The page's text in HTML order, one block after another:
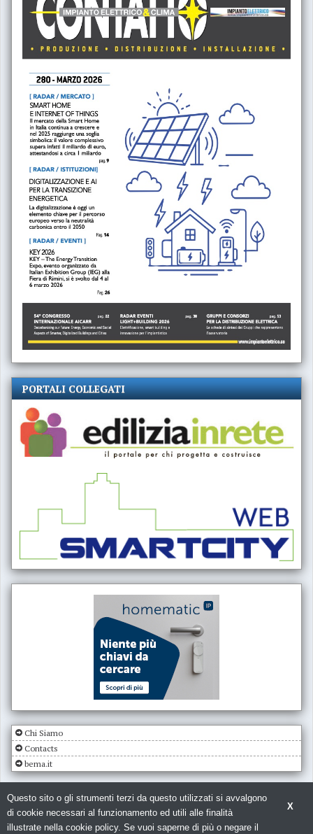
PORTALI COLLEGATI
Chi Siamo
Contacts
bema.it
X
Questo sito o gli strumenti terzi da questo utilizzati si avvalgono
di cookie necessari al funzionamento ed utili alle finalità
illustrate nella cookie policy. Se vuoi saperne di più o negare il